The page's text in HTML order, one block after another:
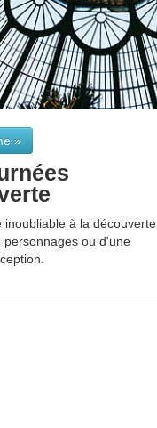
»
inoubliable à la découverte
personnages ou d'une